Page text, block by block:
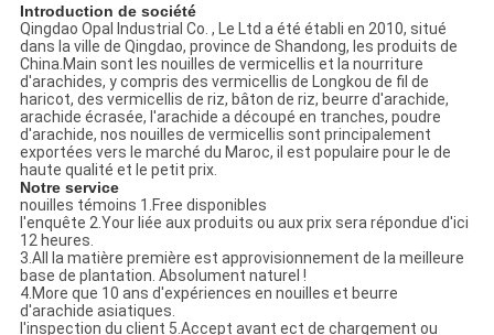
Introduction de société
Qingdao Opal Industrial Co. , Le Ltd a été établi en 2010, situé
dans la ville de Qingdao, province de Shandong, les produits de
China.Main sont les nouilles de vermicellis et la nourriture
d'arachides, y compris des vermicellis de Longkou de fil de
haricot, des vermicellis de riz, bâton de riz, beurre d'arachide,
arachide écrasée, l'arachide a découpé en tranches, poudre
d'arachide, nos nouilles de vermicellis sont principalement
exportées vers le marché du Maroc, il est populaire pour le de
haute qualité et le petit prix.
Notre service
nouilles témoins 1.Free disponibles
l'enquête 2.Your liée aux produits ou aux prix sera répondue d'ici
12 heures.
3.All la matière première est approvisionnement de la meilleure
base de plantation. Absolument naturel !
4.More que 10 ans d'expériences en nouilles et beurre
d'arachide asiatiques.
l'inspection du client 5.Accept avant ect de chargement ou